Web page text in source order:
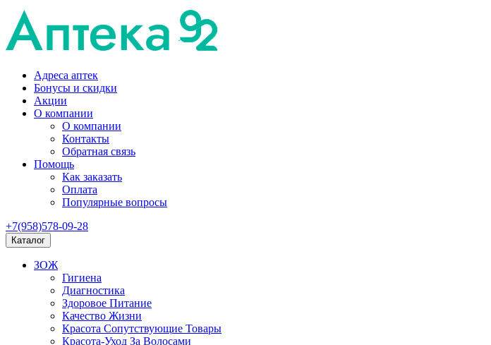
Адреса аптек
Бонусы и скидки
Акции
О компании
О компании
Контакты
Обратная связь
Помощь
Как заказать
Оплата
Популярные вопросы
+7(958)578-09-28
Каталог
ЗОЖ
Гигиена
Диагностика
Здоровое Питание
Качество Жизни
Красота Сопутствующие Товары
Красота-Уход За Волосами